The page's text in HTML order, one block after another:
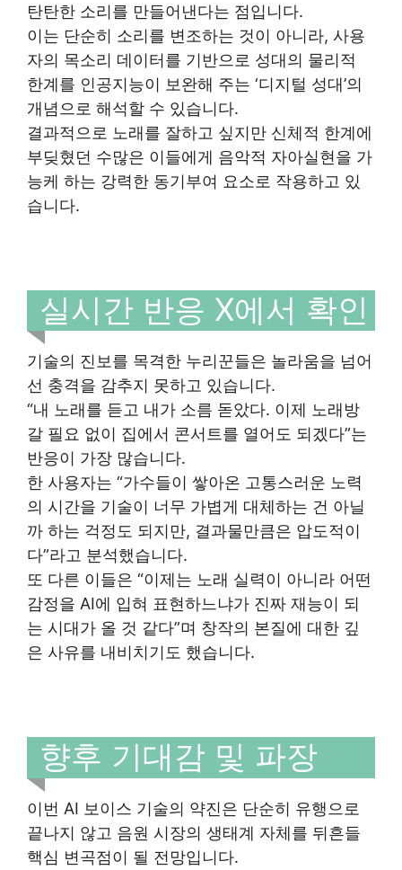
탄탄한 소리를 만들어낸다는 점입니다.
이는 단순히 소리를 변조하는 것이 아니라, 사용
자의 목소리 데이터를 기반으로 성대의 물리적
한계를 인공지능이 보완해 주는 ‘디지털 성대’의
개념으로 해석할 수 있습니다.
결과적으로 노래를 잘하고 싶지만 신체적 한계에
부딪혔던 수많은 이들에게 음악적 자아실현을 가
능케 하는 강력한 동기부여 요소로 작용하고 있
습니다.
실시간 반응 X에서 확인
기술의 진보를 목격한 누리꾼들은 놀라움을 넘어
선 충격을 감추지 못하고 있습니다.
“내 노래를 듣고 내가 소름 돋았다. 이제 노래방
갈 필요 없이 집에서 콘서트를 열어도 되겠다”는
반응이 가장 많습니다.
한 사용자는 “가수들이 쌓아온 고통스러운 노력
의 시간을 기술이 너무 가볍게 대체하는 건 아닐
까 하는 걱정도 되지만, 결과물만큼은 압도적이
다”라고 분석했습니다.
또 다른 이들은 “이제는 노래 실력이 아니라 어떤
감정을 AI에 입혀 표현하느냐가 진짜 재능이 되
는 시대가 올 것 같다”며 창작의 본질에 대한 깊
은 사유를 내비치기도 했습니다.
향후 기대감 및 파장
이번 AI 보이스 기술의 약진은 단순히 유행으로
끝나지 않고 음원 시장의 생태계 자체를 뒤흔들
핵심 변곡점이 될 전망입니다.